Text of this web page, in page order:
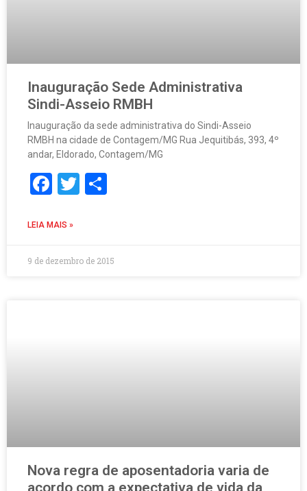
Inauguração Sede Administrativa
Sindi-Asseio RMBH
Inauguração da sede administrativa do Sindi-Asseio
RMBH na cidade de Contagem/MG Rua Jequitibás, 393, 4º
andar, Eldorado, Contagem/MG
Facebook
Twitter
LEIA MAIS »
9 de dezembro de 2015
Nova regra de aposentadoria varia de